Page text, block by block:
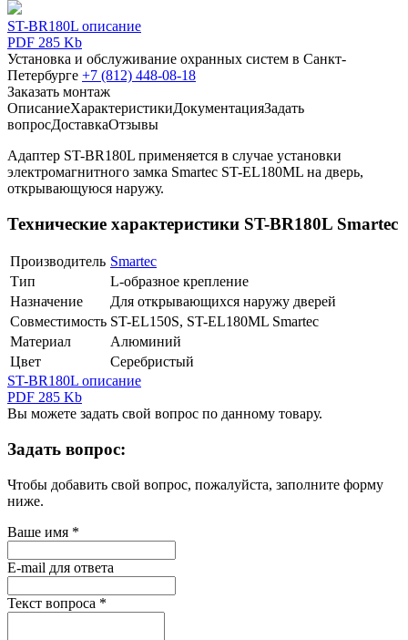
ST-BR180L описание
PDF 285 Kb
Установка и обслуживание охранных систем в Санкт-
Петербурге +7 (812) 448-08-18
Заказать монтаж
ОписаниеХарактеристикиДокументацияЗадать
вопросДоставкаОтзывы
Адаптер ST-BR180L применяется в случае установки
электромагнитного замка Smartec ST-EL180ML на дверь,
открывающуюся наружу.
Технические характеристики ST-BR180L Smartec
Производитель Smartec
Тип
L-образное крепление
Назначение
Для открывающихся наружу дверей
Совместимость ST-EL150S, ST-EL180ML Smartec
Материал
Алюминий
Цвет
Серебристый
ST-BR180L описание
PDF 285 Kb
Вы можете задать свой вопрос по данному товару.
Задать вопрос:
Чтобы добавить свой вопрос, пожалуйста, заполните форму
ниже.
Ваше имя *
E-mail для ответа
Текст вопроса *